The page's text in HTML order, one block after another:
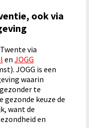
ook via
via
en JOGG
JOGG is een
waarin
te
gezonde keuze de
want de
en